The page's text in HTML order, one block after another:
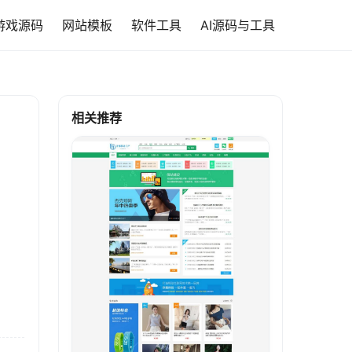
戏源码 网站模板 软件工具 AI源码与工具
相关推荐